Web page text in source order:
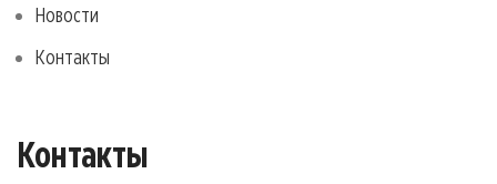
Новости
Контакты
Контакты